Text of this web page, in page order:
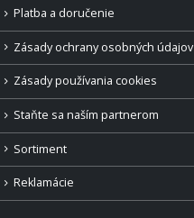
Platba a doručenie
Zásady ochrany osobných údajov
Zásady používania cookies
Staňte sa naším partnerom
Sortiment
Reklamácie